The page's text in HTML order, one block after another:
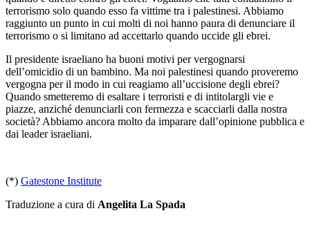
terrorismo solo quando esso fa vittime tra i palestinesi. Abbiamo
raggiunto un punto in cui molti di noi hanno paura di denunciare il
terrorismo o si limitano ad accettarlo quando uccide gli ebrei.
Il presidente israeliano ha buoni motivi per vergognarsi
dell’omicidio di un bambino. Ma noi palestinesi quando proveremo
vergogna per il modo in cui reagiamo all’uccisione degli ebrei?
Quando smetteremo di esaltare i terroristi e di intitolargli vie e
piazze, anziché denunciarli con fermezza e scacciarli dalla nostra
società? Abbiamo ancora molto da imparare dall’opinione pubblica e
dai leader israeliani.
(*) Gatestone Institute
Traduzione a cura di Angelita La Spada